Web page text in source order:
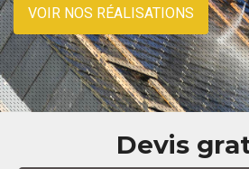
VOIR NOS RÉALISATIONS
Devis